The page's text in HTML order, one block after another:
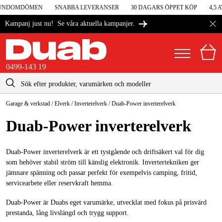
SNABBA LEVERANSER 30 DAGARS ÖPPET KÖP 4,5
Kampanj just nu! Se våra aktuella kampanjer.
0499-143 19
Sverige Privat
Danmark
Suomi
Norge
Maskiner & verktyg
Garage & verkstad
Maskintillbehör & förbrukning
Arbetskläder & skydd
El & bygg
kontakt@duab.se
Garage & verkstad /Elverk /Inverterelverk /Duab-Power inverterelverk
Duab-Power inverterelverk
Duab-Power inverterelverk är ett tystgående och driftsäkert val för dig
som behöver stabil ström till känslig elektronik. Invertertekniken ger
jämnare spänning och passar perfekt för exempelvis camping, fritid,
servicearbete eller reservkraft hemma.
Duab-Power är Duabs eget varumärke, utvecklat med fokus på prisvärd
prestanda, lång livslängd och trygg support.